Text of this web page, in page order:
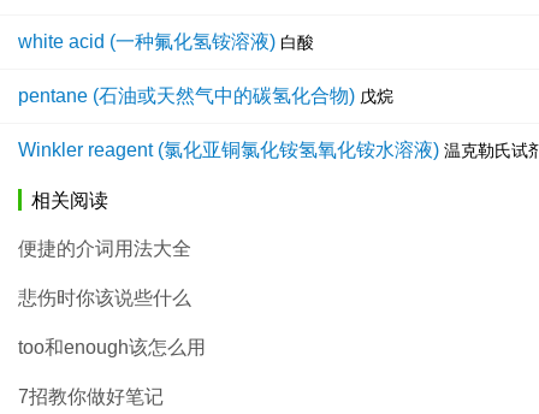
white acid (一种氟化氢铵溶液) 白酸
pentane (石油或天然气中的碳氢化合物) 戊烷
Winkler reagent (氯化亚铜氯化铵氢氧化铵水溶液) 温克勒氏试
相关阅读
便捷的介词用法大全
悲伤时你该说些什么
too和enough该怎么用
7招教你做好笔记